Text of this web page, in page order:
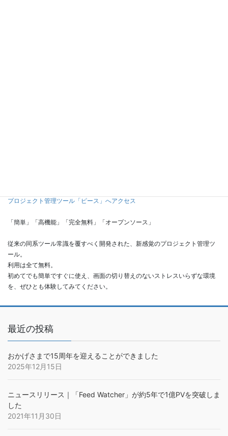
プロジェクト管理ツール「ピース」へアクセス
「簡単」「高機能」「完全無料」「オープンソース」
従来の同系ツール常識を覆すべく開発された、新感覚のプロジェクト管理ツ
ール。
利用は全て無料。
初めてでも簡単ですぐに使え、画面の切り替えのないストレスいらずな環境
を、ぜひとも体験してみてください。
最近の投稿
おかげさまで15周年を迎えることができました
2025年12月15日
ニュースリリース｜「Feed Watcher」が約5年で1億PVを突破しま
した
2021年11月30日